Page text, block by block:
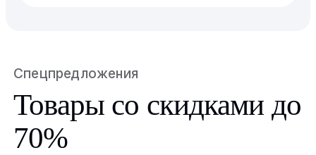
Спецпредложения
Товары со скидками до
70%